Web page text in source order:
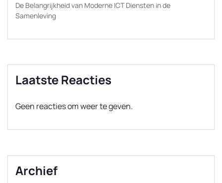
De Belangrijkheid van Moderne ICT Diensten in de
Samenleving
Laatste Reacties
Geen reacties om weer te geven.
Archief